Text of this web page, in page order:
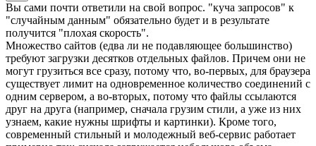
Вы сами почти ответили на свой вопрос. "куча запросов" к
"случайным данным" обязательно будет и в результате
получится "плохая скорость".
Множество сайтов (едва ли не подавляющее большинство)
требуют загрузки десятков отдельных файлов. Причем они не
могут грузиться все сразу, потому что, во-первых, для браузера
существует лимит на одновременное количество соединений с
одним сервером, а во-вторых, потому что файлы ссылаются
друг на друга (например, сначала грузим стили, а уже из них
узнаем, какие нужны шрифты и картинки). Кроме того,
современный стильный и молодежный веб-сервис работает